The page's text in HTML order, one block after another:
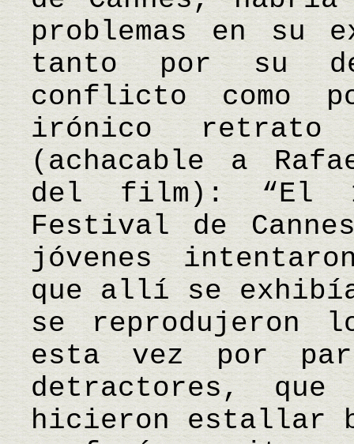
problemas en su
tanto por su
conflicto como
irónico retrato
(achacable a
del film): “El
Festival de
jóvenes
que allí se
se reprodujeron
esta vez por
detractores,
hicieron estallar